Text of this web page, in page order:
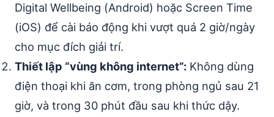
Digital Wellbeing (Android) hoặc Screen Time
(iOS) để cài báo động khi vượt quá 2 giờ/ngày
cho mục đích giải trí.
Thiết lập “vùng không internet”: Không dùng
điện thoại khi ăn cơm, trong phòng ngủ sau 21
giờ, và trong 30 phút đầu sau khi thức dậy.